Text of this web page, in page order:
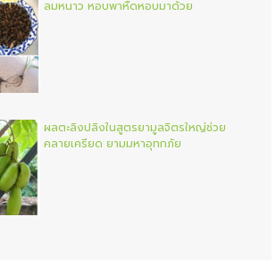
ลมหนาว หอบพาหืดหอบมาด้วย
ผลตะลิงปลิงในสูตรยามูลจิตรใหญ่ช่วย
คลายเครียด ยามมหาอุทกภัย